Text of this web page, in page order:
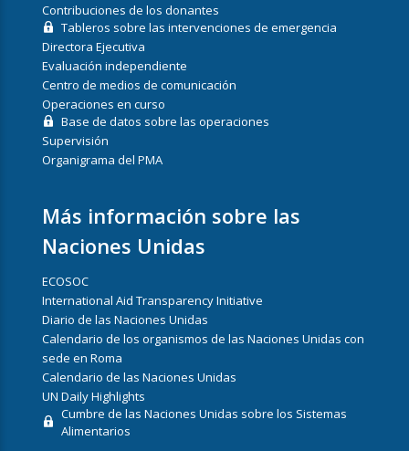
Contribuciones de los donantes
Tableros sobre las intervenciones de emergencia
Directora Ejecutiva
Evaluación independiente
Centro de medios de comunicación
Operaciones en curso
Base de datos sobre las operaciones
Supervisión
Organigrama del PMA
Más información sobre las
Naciones Unidas
ECOSOC
International Aid Transparency Initiative
Diario de las Naciones Unidas
Calendario de los organismos de las Naciones Unidas con
sede en Roma
Calendario de las Naciones Unidas
UN Daily Highlights
Cumbre de las Naciones Unidas sobre los Sistemas
Alimentarios